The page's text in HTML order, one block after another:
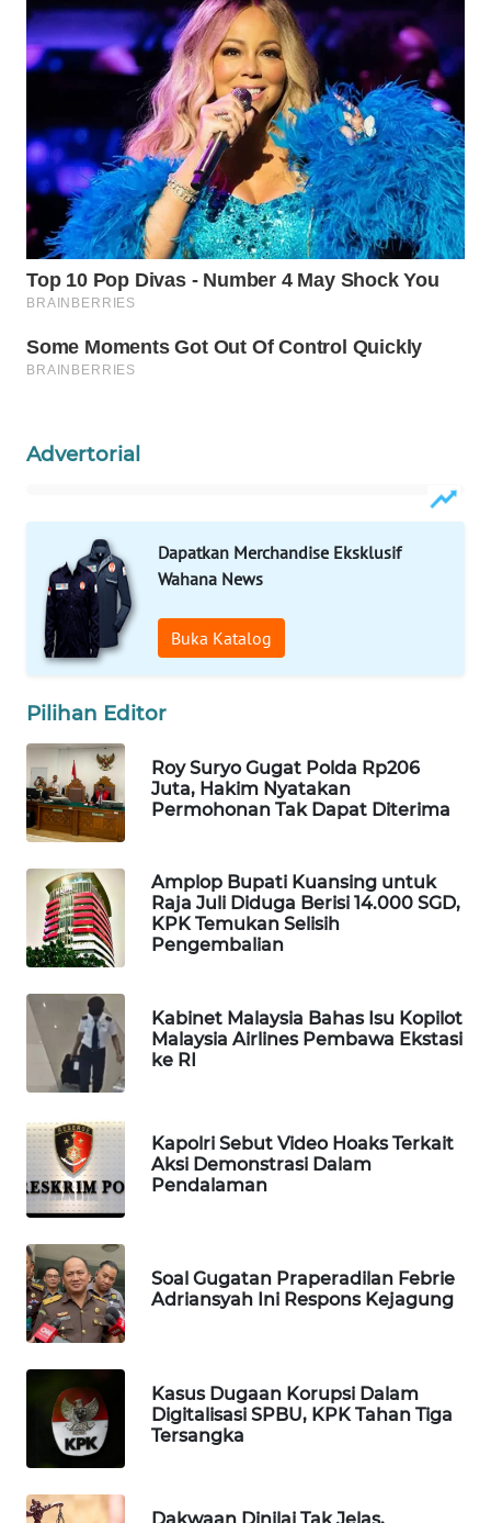
Advertorial
Dapatkan Merchandise Eksklusif
Wahana News
Buka Katalog
Pilihan Editor
Roy Suryo Gugat Polda Rp206
Juta, Hakim Nyatakan
Permohonan Tak Dapat Diterima
Amplop Bupati Kuansing untuk
Raja Juli Diduga Berisi 14.000 SGD,
KPK Temukan Selisih
Pengembalian
Kabinet Malaysia Bahas Isu Kopilot
Malaysia Airlines Pembawa Ekstasi
ke RI
Kapolri Sebut Video Hoaks Terkait
Aksi Demonstrasi Dalam
Pendalaman
Soal Gugatan Praperadilan Febrie
Adriansyah Ini Respons Kejagung
Kasus Dugaan Korupsi Dalam
Digitalisasi SPBU, KPK Tahan Tiga
Tersangka
WN
PRIANGAN
TIMUR
SEMARANG
WN
SOLO
WN
BOROBUDUR
WN
WN
SURABAYA
WN
NATUNA
WN
BINTAN
MANDALIKA
WN
LIKUPANG
LABUANBAJO
WN
BORNEO
Wahana
Media
Group
NEWS
WAHANA
TANI
WAHANA
ADVOKAT
WAHANA
INFRASTRUKTUR
WAHANA
KONSUMEN
WAHANA